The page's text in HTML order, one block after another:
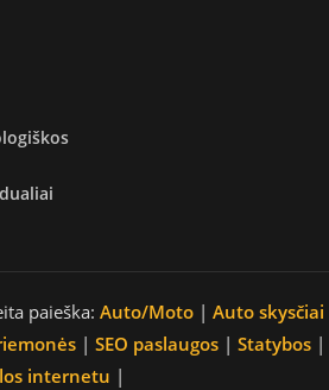
paieška: Auto/Moto | Auto skysčiai
| SEO paslaugos | Statybos |
internetu |